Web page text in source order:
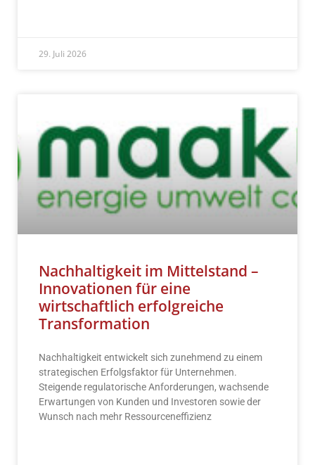
29. Juli 2026
Nachhaltigkeit im Mittelstand –
Innovationen für eine
wirtschaftlich erfolgreiche
Transformation
Nachhaltigkeit entwickelt sich zunehmend zu einem
strategischen Erfolgsfaktor für Unternehmen.
Steigende regulatorische Anforderungen, wachsende
Erwartungen von Kunden und Investoren sowie der
Wunsch nach mehr Ressourceneffizienz